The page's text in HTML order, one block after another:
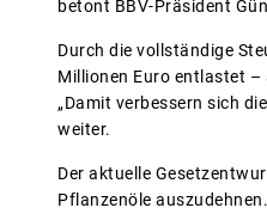
betont BBV-Präsident
Durch die vollständige
Millionen Euro entlastet
„Damit verbessern sich
weiter.
Der aktuelle
Pflanzenöle auszudehnen.